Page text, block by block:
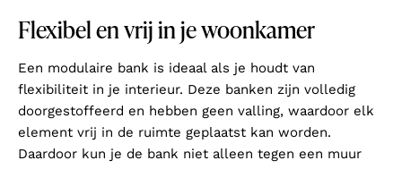
Flexibel en vrij in je woonkamer
Een modulaire bank is ideaal als je houdt van
flexibiliteit in je interieur. Deze banken zijn volledig
doorgestoffeerd en hebben geen valling, waardoor elk
element vrij in de ruimte geplaatst kan worden.
Daardoor kun je de bank niet alleen tegen een muur